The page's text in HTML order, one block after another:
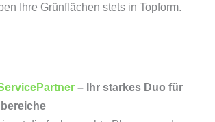
Ihre Grünflächen stets in Topform.
– Ihr starkes Duo für